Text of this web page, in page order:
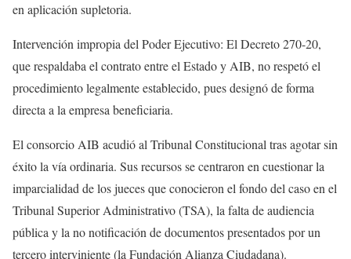
en aplicación supletoria.
Intervención impropia del Poder Ejecutivo: El Decreto 270-20,
que respaldaba el contrato entre el Estado y AIB, no respetó el
procedimiento legalmente establecido, pues designó de forma
directa a la empresa beneficiaria.
El consorcio AIB acudió al Tribunal Constitucional tras agotar sin
éxito la vía ordinaria. Sus recursos se centraron en cuestionar la
imparcialidad de los jueces que conocieron el fondo del caso en el
Tribunal Superior Administrativo (TSA), la falta de audiencia
pública y la no notificación de documentos presentados por un
tercero interviniente (la Fundación Alianza Ciudadana).